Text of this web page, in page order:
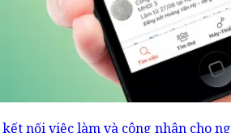
nối việc làm và công nhân cho